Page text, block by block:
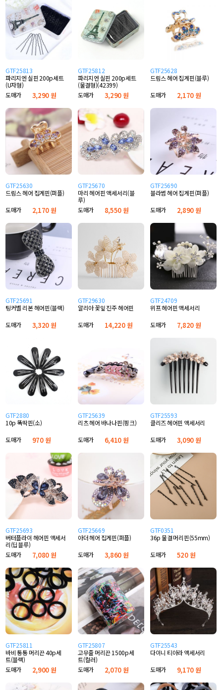
GTF25813
파리지엔 실핀 200p세트
(U자형)
도매가
3,290 원
GTF25812
파리지엔 실핀 200p세트
(물결형)(42399)
도매가
3,290 원
GTF25628
드림스 헤어 집게핀(블루)
도매가
2,170 원
GTF25630
드림스 헤어 집게핀(퍼플)
도매가
2,170 원
GTF25670
마리 헤어핀 액세서리(블
루)
도매가
8,550 원
GTF25690
블라썸 헤어 집게핀(퍼플)
도매가
2,890 원
GTF25691
팅커벨 리본 헤어핀(블랙)
도매가
3,320 원
GTF29630
알리아 꽃잎 진주 헤어핀
도매가
14,220 원
GTF24709
위프 헤어핀 액세서리
도매가
7,820 원
GTF2880
10p 똑딱핀(소)
도매가
970 원
GTF25639
리츠 헤어 바나나핀(핑크)
도매가
6,410 원
GTF25593
클리즈 헤어핀 액세서리
도매가
3,090 원
GTF25693
버터플라이 헤어핀 액세서
리(딥블루)
도매가
7,080 원
GTF25669
아더 헤어 집게핀(퍼플)
도매가
3,860 원
GTF0351
36p 물결 머리핀(55mm)
도매가
520 원
GTF25811
바비 통통 머리끈 40p세
트(블랙)
도매가
2,900 원
GTF25807
고무줄 머리끈 1500p세
트(컬러)
도매가
2,070 원
GTF25543
다이니 티아라 액세서리
도매가
9,170 원